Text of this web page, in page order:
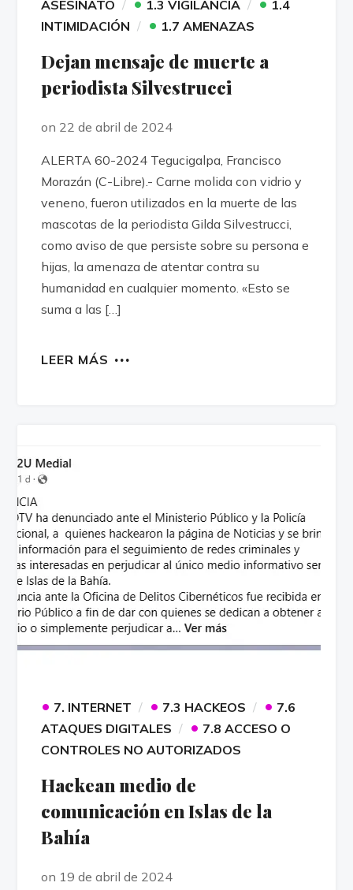
ASESINATO 1.3 VIGILANCIA
1.4
INTIMIDACIÓN
• 1.7 AMENAZAS
Dejan mensaje de muerte a
periodista Silvestrucci
on 22 de abril de 2024
ALERTA 60-2024 Tegucigalpa, Francisco
Morazán (C-Libre).- Carne molida con vidrio y
veneno, fueron utilizados en la muerte de las
mascotas de la periodista Gilda Silvestrucci,
como aviso de que persiste sobre su persona e
hijas, la amenaza de atentar contra su
humanidad en cualquier momento. «Esto se
suma a las […]
LEER MÁS
• 7. INTERNET • 7.3 HACKEOS • 7.6
ATAQUES DIGITALES
• 7.8 ACCESO O
CONTROLES NO AUTORIZADOS
Hackean medio de
comunicación en Islas de la
Bahía
on 19 de abril de 2024